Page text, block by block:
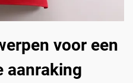
voor een
aanraking